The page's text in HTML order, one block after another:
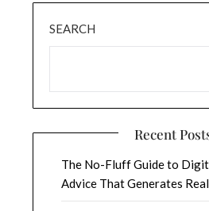
SEARCH
Recent
The No-Fluff Guide to
Advice That Generates